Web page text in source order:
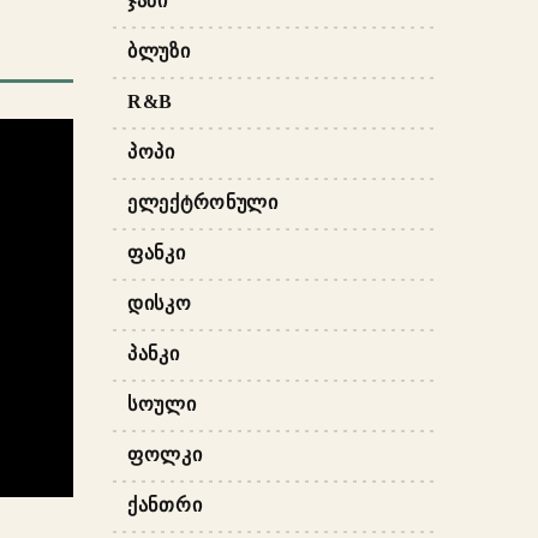
ᲑᲚᲣᲖᲘ
R&B
ᲞᲝᲞᲘ
ᲔᲚᲔᲥᲢᲠᲝᲜᲣᲚᲘ
ᲤᲐᲜᲙᲘ
ᲓᲘᲡᲙᲝ
ᲞᲐᲜᲙᲘ
ᲡᲝᲣᲚᲘ
ᲤᲝᲚᲙᲘ
ᲥᲐᲜᲗᲠᲘ